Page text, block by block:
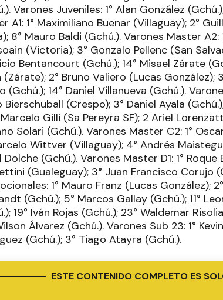
Varones Juveniles: 1° Alan González
A1: 1° Maximiliano Buenar (Villaguay); 2°
8° Mauro Baldi (Gchú.). Varones Master
(Victoria); 3° Gonzalo Pellenc (San
Bentancourt (Gchú.); 14° Misael Zárate
(Zárate); 2° Bruno Valiero (Lucas González);
(Gchú.); 14° Daniel Villanueva (Gchú.).
Bierschuball (Crespo); 3° Daniel Ayala
Marcelo Gilli (Sa Pereyra SF); 2 Ariel
Solari (Gchú.). Varones Master C2: 1°
Wittver (Villaguay); 4° Andrés
Dolche (Gchú.). Varones Master D1: 1°
(Gualeguay); 3° Juan Francisco Corujo
1° Mauro Franz (Lucas González);
(Gchú.); 5° Marcos Gallay (Gchú.); 11°
19° Iván Rojas (Gchú.); 23° Waldemar
Álvarez (Gchú.). Varones Sub 23: 1°
(Gchú.); 3° Tiago Atayra (Gchú.).
ESTE CONTENIDO COMPLETO ES